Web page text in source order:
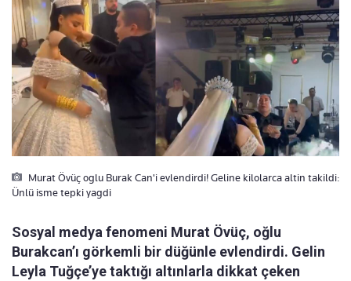
Murat Övüç oglu Burak Can'i evlendirdi! Geline kilolarca altin takildi:
Ünlü isme tepki yagdi
Sosyal medya fenomeni Murat Övüç, oğlu
Burakcan’ı görkemli bir düğünle evlendirdi. Gelin
Leyla Tuğçe’ye taktığı altınlarla dikkat çeken